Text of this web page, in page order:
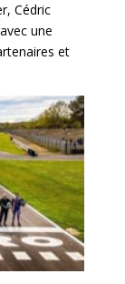
Cédric
une
et